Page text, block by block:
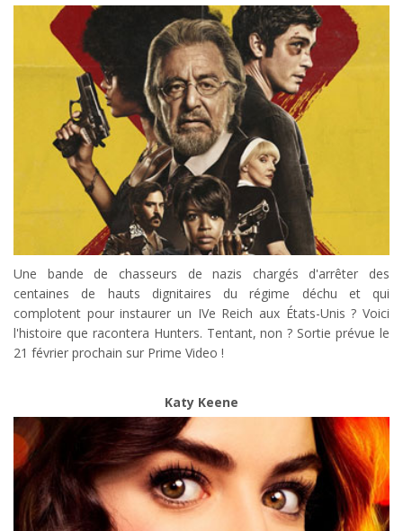
Une bande de chasseurs de nazis chargés d'arrêter des
centaines de hauts dignitaires du régime déchu et qui
complotent pour instaurer un IVe Reich aux États-Unis ? Voici
l'histoire que racontera Hunters. Tentant, non ? Sortie prévue le
21 février prochain sur Prime Video !
Katy Keene